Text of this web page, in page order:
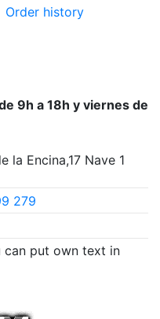
Order history
9h a 18h y viernes de
la Encina,17 Nave 1
279
put own text in